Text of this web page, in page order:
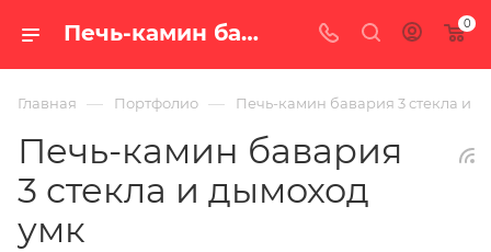
Печь-камин бавария 3 стекла и дымоход умк — наши работы | Интернет-магазине «100 печей.ру» 0
Главная — Портфолио — Печь-камин бавария 3 стекла и
Печь-камин бавария
3 стекла и дымоход
умк